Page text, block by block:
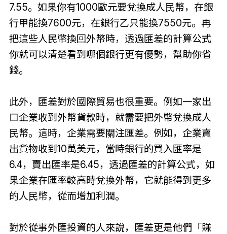
7.55。如果你有1000歐元要兌換成人民幣，在銀
行甲能換7600元，在銀行乙只能換7550元。再
把這些人民幣換回外幣時，透過匯差的計算公式
你就可以清楚看到哪個銀行更有優勢，幫助你省
錢。
此外，匯差對於國際貿易也很重要。例如一家出
口企業收到外幣貨款時，就需要把外幣兌換成人
民幣。這時，企業需要關注匯差。例如，企業賣
出貨物收到10萬美元，當時銀行的買入匯率是
6.4，賣出匯率是6.45，透過匯差的計算公式，如
果企業在匯率較高時兌換外幣，它就能得到更多
的人民幣，從而增加利潤。
對於從事外匯投資的人來說，匯差更是他們「賺